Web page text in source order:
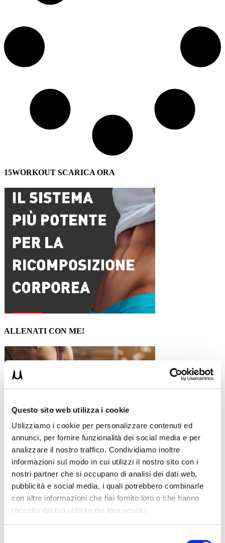
Questo sito web utilizza i cookie
Utilizziamo i cookie per personalizzare contenuti ed
annunci, per fornire funzionalità dei social media e per
analizzare il nostro traffico. Condividiamo inoltre
informazioni sul modo in cui utilizzi il nostro sito con i
nostri partner che si occupano di analisi dei dati web,
pubblicità e social media, i quali potrebbero combinarle
con altre informazioni che hai fornito loro o che hanno
raccolto dal tuo utilizzo dei loro servizi.
15WORKOUT SCARICA ORA
ALLENATI CON ME!
LEGGI I MIEI ARTICOLI